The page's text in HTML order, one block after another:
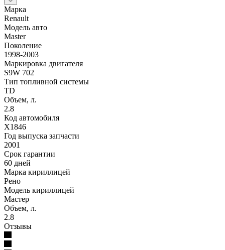
Марка
Renault
Модель авто
Master
Поколение
1998-2003
Маркировка двигателя
S9W 702
Тип топливной системы
TD
Объем, л.
2.8
Код автомобиля
X1846
Год выпуска запчасти
2001
Срок гарантии
60 дней
Марка кириллицей
Рено
Модель кириллицей
Мастер
Объем, л.
2.8
Отзывы